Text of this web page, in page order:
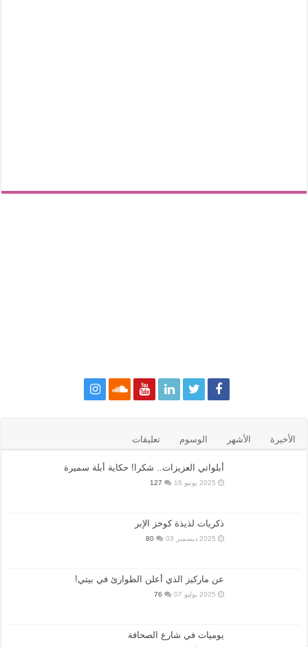
الأخيرة الأشهر الوسوم تعليقات
أبلواتي العزيزات.. شكرا! حكاية أبلة سميرة
2025 يونيو 16 127
ذكريات لذيذة كوخز الإبر
2025 ديسمبر 03 80
عن ماركيز الذي أعلن الطوارئ في بيتي!
2025 يوليو 07 76
يوميات في شارع الصحافة